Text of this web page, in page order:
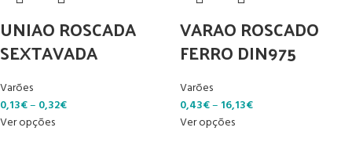
UNIAO ROSCADA
SEXTAVADA
Varões
0,13€– 0,32€
Ver opções
VARAO ROSCADO
FERRO DIN975
Varões
0,43€– 16,13€
Ver opções